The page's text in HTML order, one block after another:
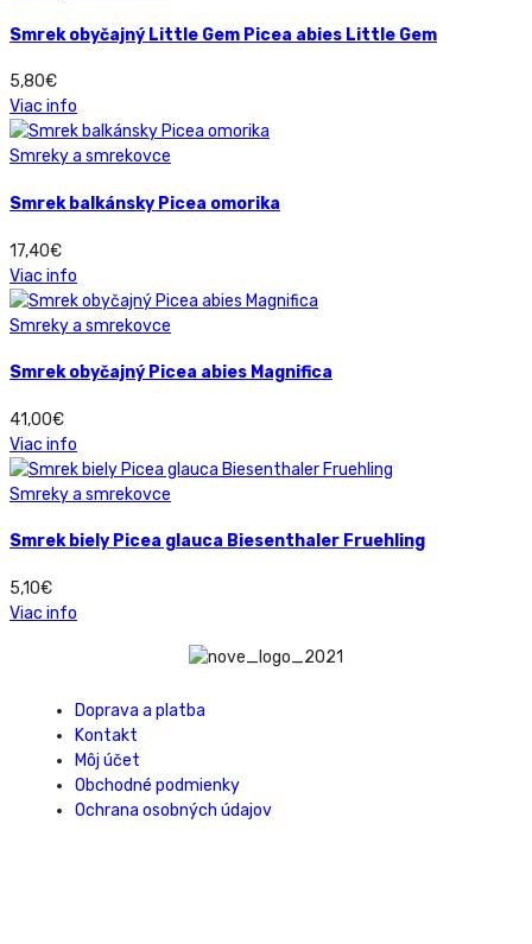
Smrek obyčajný Little Gem Picea abies Little Gem
5,80€
Viac info
Smreky a smrekovce
Smrek balkánsky Picea omorika
17,40€
Viac info
Smreky a smrekovce
Smrek obyčajný Picea abies Magnifica
41,00€
Viac info
Smreky a smrekovce
Smrek biely Picea glauca Biesenthaler Fruehling
5,10€
Viac info
Doprava a platba
Kontakt
Môj účet
Obchodné podmienky
Ochrana osobných údajov